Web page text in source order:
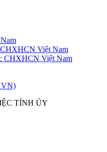
Việt Nam
CHXHCN Việt Nam
TỈNH ỦY